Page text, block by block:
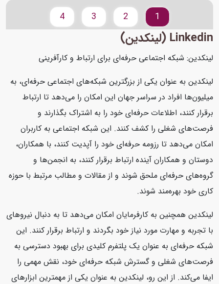
Linkedin (لینکدین)
لینکدین: شبکه اجتماعی حرفه‌ای برای ارتباط و کارآفرینی
لینکدین به عنوان یکی از بزرگترین شبکه‌های اجتماعی حرفه‌ای، به
میلیون‌ها افراد در سراسر جهان این امکان را می‌دهد تا ارتباط
برقرار کنند، اطلاعات حرفه‌ای خود را به اشتراک بگذارند و
فرصت‌های شغلی را کشف کنند. این شبکه اجتماعی به کاربران
امکان می‌دهد تا رزومه حرفه‌ای خود را آپدیت کنند، با همکاران،
دوستان و همکاران آینده ارتباط برقرار کنند، به انجمن‌ها و
گروه‌های حرفه‌ای ملحق شوند و از مقالات و مطالب مرتبط با حوزه
کاری خود بهره‌مند شوند.
لینکدین همچنین به کارفرمایان امکان می‌دهد تا به دنبال نیروهای
با تجربه و مهارت مورد نیاز خود بگردند و ارتباط برقرار کنند. این
شبکه حرفه‌ای به عنوان یک پلتفرم کلیدی برای بهبود دسترسی به
فرصت‌های شغلی و گسترش شبکه حرفه‌ای خود، نقش مهمی را
ایفا می‌کند. از این رو، لینکدین به عنوان یکی از مهمترین ابزارهای